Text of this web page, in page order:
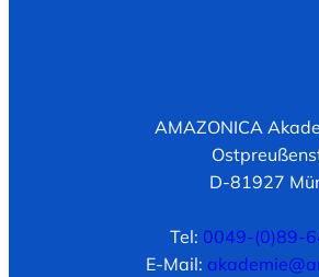
AMAZONICA
D-81927
Tel: 0049-(0)89-
E-Mail: